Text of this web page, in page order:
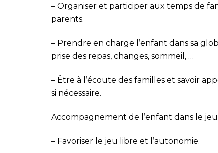
– Organiser et participer aux temps de
parents.
– Prendre en charge l’enfant dans sa
prise des repas, changes, sommeil, …
– Être à l’écoute des familles et savoir
si nécessaire.
Accompagnement de l’enfant dans le jeu
– Favoriser le jeu libre et l’autonomie.